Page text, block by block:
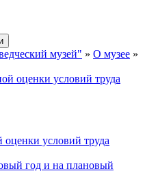
музей" » О музее »
условий труда